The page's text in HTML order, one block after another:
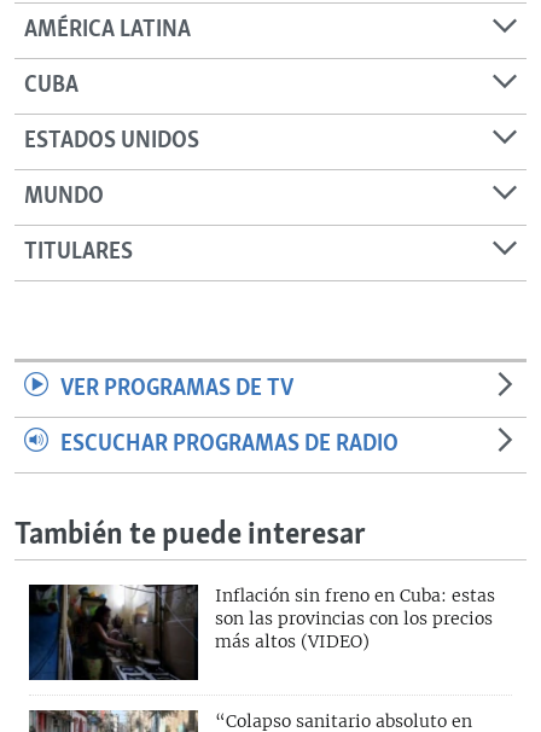
AMÉRICA LATINA
CUBA
ESTADOS UNIDOS
MUNDO
TITULARES
VER PROGRAMAS DE TV
ESCUCHAR PROGRAMAS DE RADIO
También te puede interesar
Inflación sin freno en Cuba: estas
son las provincias con los precios
más altos (VIDEO)
“Colapso sanitario absoluto en